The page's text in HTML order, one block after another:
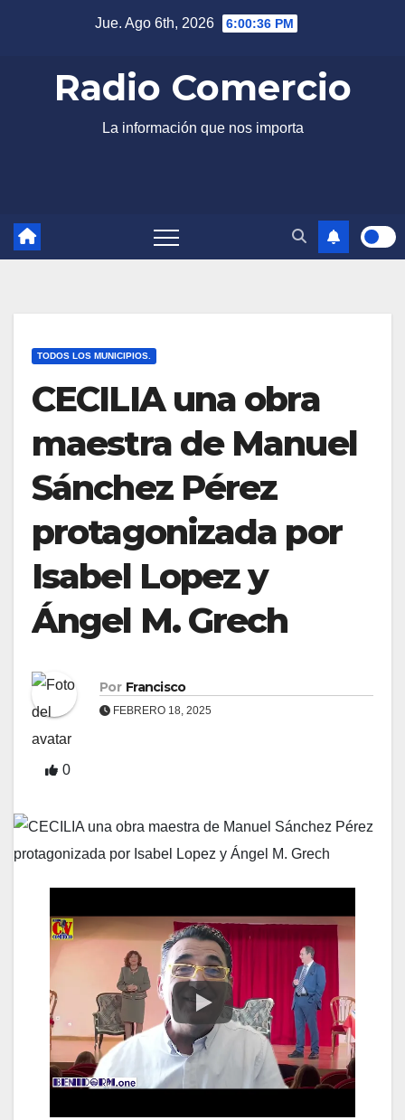
Jue. Ago 6th, 2026 6:00:36 PM
Radio Comercio
La información que nos importa
TODOS LOS MUNICIPIOS.
CECILIA una obra
maestra de Manuel
Sánchez Pérez
protagonizada por
Isabel Lopez y
Ángel M. Grech
Por Francisco
FEBRERO 18, 2025
0